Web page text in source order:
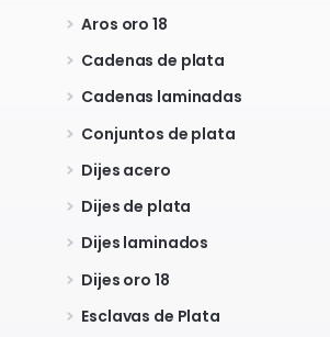
Aros oro 18
Cadenas de plata
Cadenas laminadas
Conjuntos de plata
Dijes acero
Dijes de plata
Dijes laminados
Dijes oro 18
Esclavas de Plata